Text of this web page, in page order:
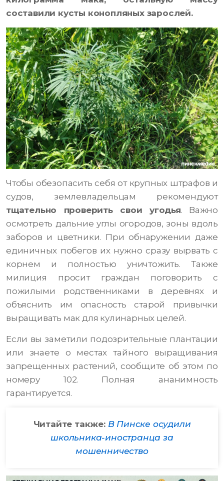
составили кусты конопляных зарослей.
Чтобы обезопасить себя от крупных штрафов и
судов, землевладельцам рекомендуют
тщательно проверить свои угодья. Важно
осмотреть дальние углы огородов, зоны вдоль
заборов и цветники. При обнаружении даже
единичных побегов их нужно сразу вырвать с
корнем и полностью уничтожить. Также
милиция просит граждан поговорить с
пожилыми родственниками в деревнях и
объяснить им опасность старой привычки
выращивать мак для кулинарных целей.
Если вы заметили подозрительные плантации
или знаете о местах тайного выращивания
запрещенных растений, сообщите об этом по
номеру 102. Полная ананимность
гарантируется.
Читайте также: В Пинске осудили
школьника-иностранца за
мошенничество